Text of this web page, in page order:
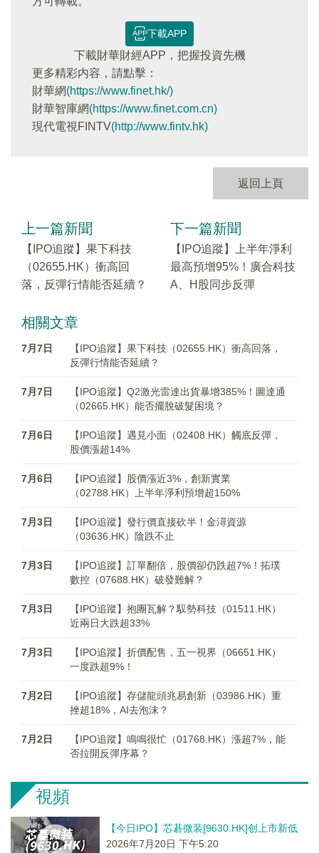
下載APP
下載財華財經APP，把握投資先機
更多精彩内容，請點擊：
財華網(https://www.finet.hk/)
財華智庫網(https://www.finet.com.cn)
現代電視FINTV(http://www.fintv.hk)
返回上頁
上一篇新聞
【IPO追蹤】果下科技
（02655.HK）衝高回
落，反彈行情能否延續？
下一篇新聞
【IPO追蹤】上半年淨利
最高預增95%！廣合科技
A、H股同步反彈
相關文章
7月7日
【IPO追蹤】果下科技（02655.HK）衝高回落，
反彈行情能否延續？
7月7日
【IPO追蹤】Q2激光雷達出貨暴增385%！圖達通
（02665.HK）能否擺脫破髮困境？
7月6日
【IPO追蹤】遇見小面（02408.HK）觸底反彈，
股價漲超14%
7月6日
【IPO追蹤】股價漲近3%，創新實業
（02788.HK）上半年淨利預增超150%
7月3日
【IPO追蹤】發行價直接砍半！金潯資源
（03636.HK）陰跌不止
7月3日
【IPO追蹤】訂單翻倍，股價卻仍跌超7%！拓璞
數控（07688.HK）破發難解？
7月3日
【IPO追蹤】抱團瓦解？馭勢科技（01511.HK）
近兩日大跌超33%
7月3日
【IPO追蹤】折價配售，五一視界（06651.HK）
一度跌超9%！
7月2日
【IPO追蹤】存儲龍頭兆易創新（03986.HK）重
挫超18%，AI去泡沫？
7月2日
【IPO追蹤】鳴鳴很忙（01768.HK）漲超7%，能
否拉開反彈序幕？
視頻
【今日IPO】芯碁微装[9630.HK]创上市新低
2026年7月20日 下午5:20